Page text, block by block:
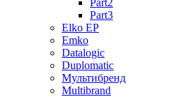
Part2
Part3
Elko EP
Emko
Datalogic
Duplomatic
Мультибренд
Multibrand